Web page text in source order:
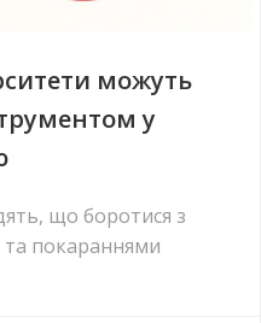
можуть
у
що боротися з
покараннями